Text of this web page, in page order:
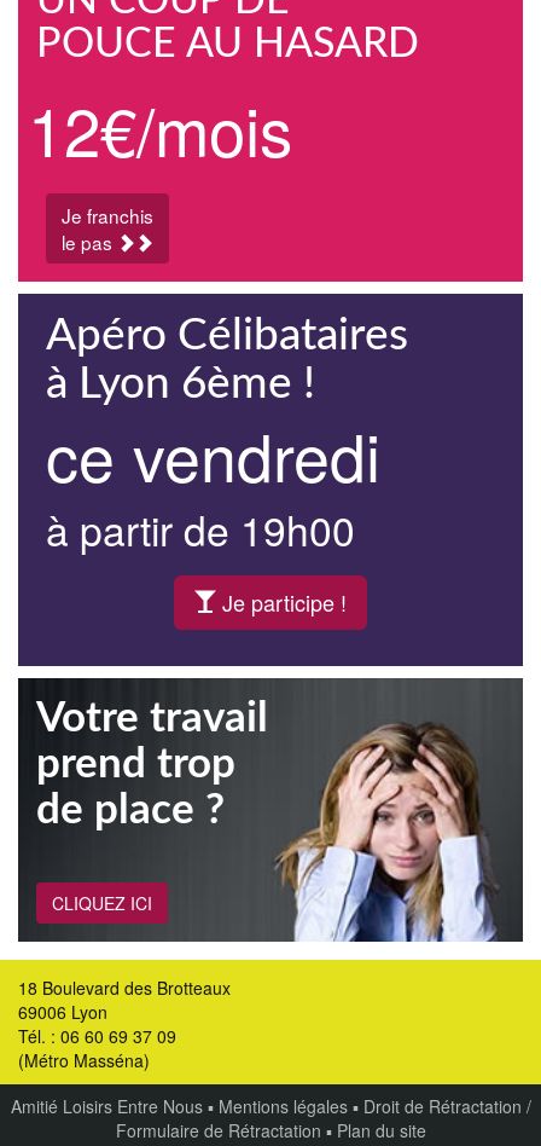
POUCE AU HASARD
12€/mois
Je franchis
le pas
Apéro Célibataires
à Lyon 6ème !
ce vendredi
à partir de 19h00
Je participe !
Votre travail
prend trop
de place ?
CLIQUEZ ICI
18 Boulevard des Brotteaux
69006 Lyon
Tél. : 06 60 69 37 09
(Métro Masséna)
Amitié Loisirs Entre Nous▪ Mentions légales▪ Droit de Rétractation /
Formulaire de Rétractation ▪ Plan du site